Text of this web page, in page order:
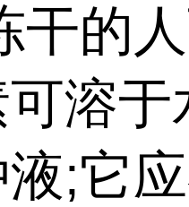
干的
溶于
;它